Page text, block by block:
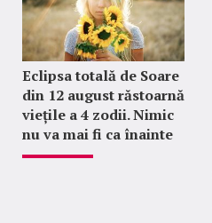
Eclipsa totală de Soare
din 12 august răstoarnă
viețile a 4 zodii. Nimic
nu va mai fi ca înainte